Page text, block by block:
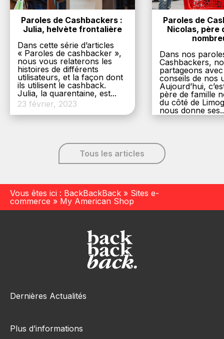
Paroles de Cashbackers :
Julia, helvète frontalière
Dans cette série d’articles
« Paroles de cashbacker »,
nous vous relaterons les
histoires de différents
utilisateurs, et la façon dont
ils utilisent le cashback.
Julia, la quarentaine, est...
23 février, 2023
Paroles de
Nicolas, père
Dans nos
Cashbackers,
partageons
conseils de nos
Aujourd’hui,
père de famille
du côté de
nous donne
Tous les articles
Vous êtes ici : BackBackBack » Sites e-
commerce » My American Shop
Dernières Actualités
Plus d’informations